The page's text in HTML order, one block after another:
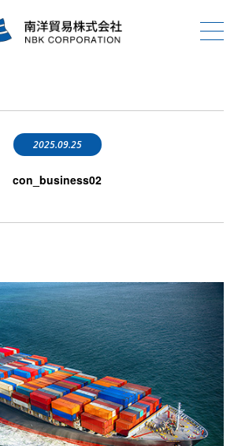
2025.09.25
con_business02